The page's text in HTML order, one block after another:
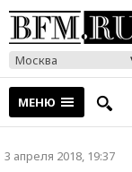
Москва
МЕНЮ
3 апреля 2018, 19:37